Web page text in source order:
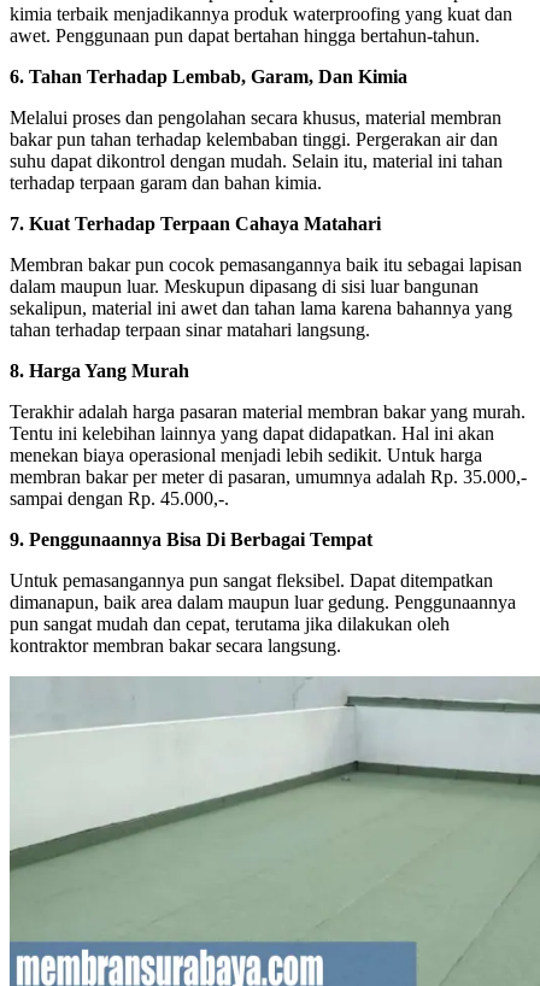
kimia terbaik menjadikannya produk waterproofing yang kuat dan
awet. Penggunaan pun dapat bertahan hingga bertahun-tahun.
6. Tahan Terhadap Lembab, Garam, Dan Kimia
Melalui proses dan pengolahan secara khusus, material membran
bakar pun tahan terhadap kelembaban tinggi. Pergerakan air dan
suhu dapat dikontrol dengan mudah. Selain itu, material ini tahan
terhadap terpaan garam dan bahan kimia.
7. Kuat Terhadap Terpaan Cahaya Matahari
Membran bakar pun cocok pemasangannya baik itu sebagai lapisan
dalam maupun luar. Meskupun dipasang di sisi luar bangunan
sekalipun, material ini awet dan tahan lama karena bahannya yang
tahan terhadap terpaan sinar matahari langsung.
8. Harga Yang Murah
Terakhir adalah harga pasaran material membran bakar yang murah.
Tentu ini kelebihan lainnya yang dapat didapatkan. Hal ini akan
menekan biaya operasional menjadi lebih sedikit. Untuk harga
membran bakar per meter di pasaran, umumnya adalah Rp. 35.000,-
sampai dengan Rp. 45.000,-.
9. Penggunaannya Bisa Di Berbagai Tempat
Untuk pemasangannya pun sangat fleksibel. Dapat ditempatkan
dimanapun, baik area dalam maupun luar gedung. Penggunaannya
pun sangat mudah dan cepat, terutama jika dilakukan oleh
kontraktor membran bakar secara langsung.